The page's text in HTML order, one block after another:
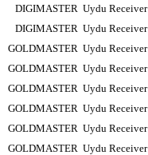
DIGIMASTER Uydu Receiver
DIGIMASTER Uydu Receiver
GOLDMASTER Uydu Receiver
GOLDMASTER Uydu Receiver
GOLDMASTER Uydu Receiver
GOLDMASTER Uydu Receiver
GOLDMASTER Uydu Receiver
GOLDMASTER Uydu Receiver